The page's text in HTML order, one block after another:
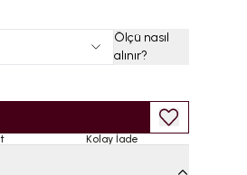
Ölçü nasıl
alınır?
Kolay İade